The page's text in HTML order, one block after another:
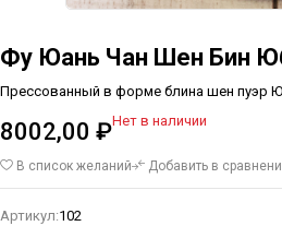
Фу Юань Чан Шен Бин
Прессованный в форме блина шен пуэр
8002,00 ₽Нет в наличии
В список желаний Добавить в
Артикул:102